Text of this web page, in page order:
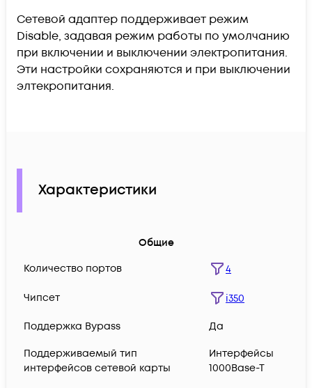
Сетевой адаптер поддерживает режим
Disable, задавая режим работы по умолчанию
при включении и выключении электропитания.
Эти настройки сохраняются и при выключении
элтекропитания.
Характеристики
Общие
Количество портов
4
Чипсет i350
Поддержка Bypass Да
Поддерживаемый тип
интерфейсов сетевой карты
Интерфейсы
1000Base-T